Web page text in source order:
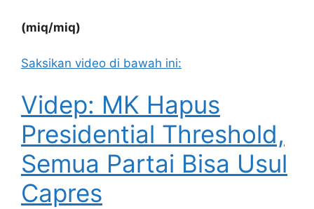
(miq/miq)
Saksikan video di bawah ini:
Videp: MK Hapus
Presidential Threshold,
Semua Partai Bisa Usul
Capres